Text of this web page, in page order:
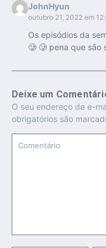
JohnHyun
outubro 21, 2022 em
Os episódios da
🥲 🥲 pena que são
Deixe um
O seu endereço de e-
obrigatórios são